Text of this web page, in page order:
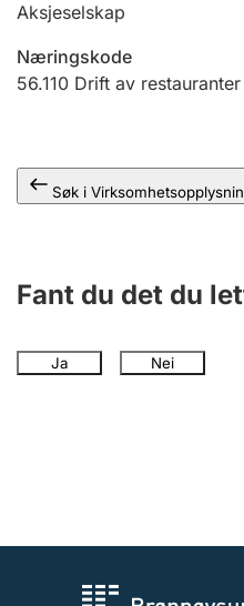
Aksjeselskap
Næringskode
56.110 Drift av restauranter
Søk i
Fant du det du
Ja Nei